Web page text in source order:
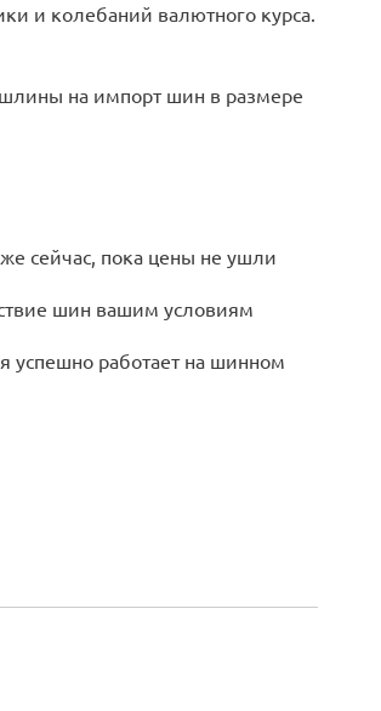
и колебаний валютного курса.
на импорт шин в размере
сейчас, пока цены не ушли
шин вашим условиям
успешно работает на шинном